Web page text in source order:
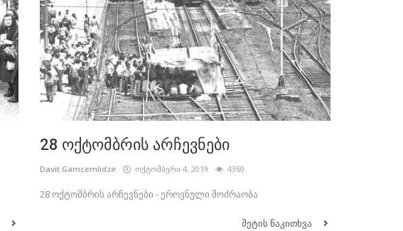
28 ოქტომბრის არჩევნები
Davit.Gamcemlidze ოქტომბერი 4, 2019 4369
28 ოქტომბრის არჩევნები - ეროვნული მოძრაობა
მეტის წაკითხვა